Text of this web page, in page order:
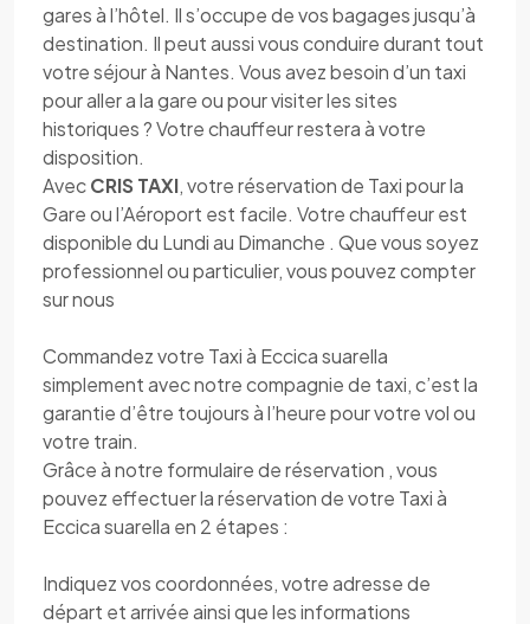
gares à l’hôtel. Il s’occupe de vos bagages jusqu’à
destination. Il peut aussi vous conduire durant tout
votre séjour à Nantes. Vous avez besoin d’un taxi
pour aller a la gare ou pour visiter les sites
historiques ? Votre chauffeur restera à votre
disposition.
AvecCRIS TAXI, votre réservation de Taxi pour la
Gare ou l’Aéroport est facile. Votre chauffeur est
disponible du Lundi au Dimanche . Que vous soyez
professionnel ou particulier, vous pouvez compter
sur nous
Commandez votre Taxi à Eccica suarella
simplement avec notre compagnie de taxi, c’est la
garantie d’être toujours à l’heure pour votre vol ou
votre train.
Grâce à notre formulaire de réservation , vous
pouvez effectuer la réservation de votre Taxi à
Eccica suarella en 2 étapes :
Indiquez vos coordonnées, votre adresse de
départ et arrivée ainsi que les informations